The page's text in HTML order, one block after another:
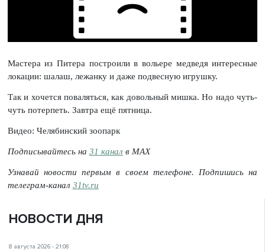
Мастера из Питера построили в вольере медведя интересные
локации: шалаш, лежанку и даже подвесную игрушку.
Так и хочется поваляться, как довольный мишка. Но надо чуть-
чуть потерпеть. Завтра ещё пятница.
Видео: Челябинский зоопарк
Подписывайтесь на 31 канал в МАХ
Узнавай новости первым в своем телефоне. Подпишись на
телеграм-канал 31tv.ru
НОВОСТИ ДНЯ
8 августа 2026 - 21:08